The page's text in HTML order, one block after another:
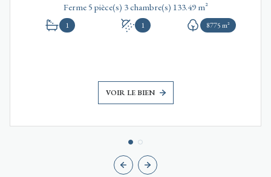
Ferme 5 pièce(s) 3 chambre(s) 133.49 m²
1 1 8775 m²
VOIR LE BIEN